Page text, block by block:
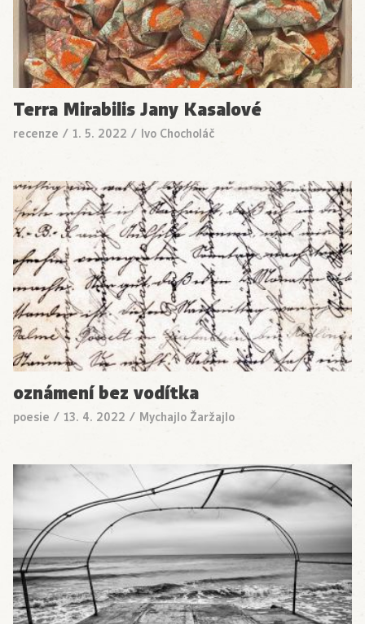
Terra Mirabilis Jany Kasalové
recenze / 1. 5. 2022 / Ivo Chocholáč
oznámení bez vodítka
poesie / 13. 4. 2022 / Mychajlo Žaržajlo